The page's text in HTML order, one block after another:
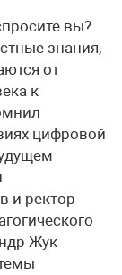
вы?
знания,
от
к
цифровой
и ректор
Жук